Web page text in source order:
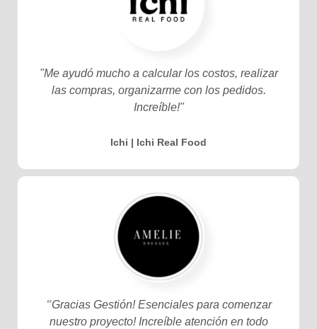
"Me ayudó mucho a calcular los costos, realizar
las compras, organizarme con los pedidos.
Increíble!"
Ichi | Ichi Real Food
"Gracias Gestión! Esenciales para comenzar
nuestro proyecto! Increíble atención en todo